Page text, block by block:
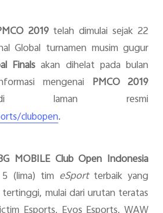
2019telah dimulai sejak 22
Global turnamen musim gugur
Finals akan dihelat pada bulan
mengenai PMCO 2019
laman resmi
clubopen.
MOBILE Club Open Indonesia
(lima) tim eSportterbaik yang
mulai dari urutan teratas